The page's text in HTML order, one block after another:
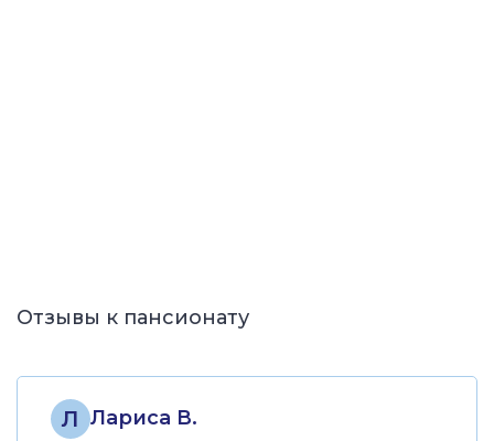
Отзывы к пансионату
Л Лариса В.